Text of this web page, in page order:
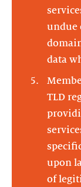
undue
data
TLD
upon
of